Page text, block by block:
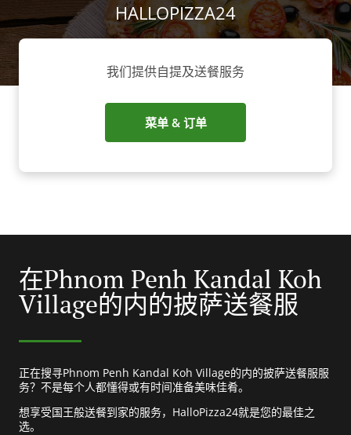
HALLOPIZZA24
我们提供自提及送餐服务
菜单 & 订单
在Phnom Penh Kandal Koh
Village的内的披萨送餐服
正在搜寻Phnom Penh Kandal Koh Village的内的披萨送餐服服
务？不是每个人都懂得或有时间准备美味佳肴。
想享受国王般送餐到家的服务，HalloPizza24就是您的最佳之
选。